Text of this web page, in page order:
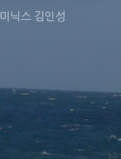
미닉스 김인성